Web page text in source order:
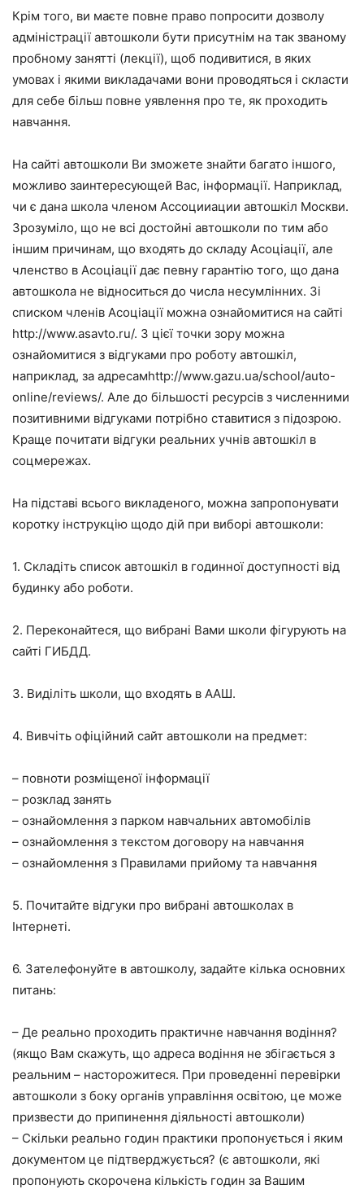
Крім того, ви маєте повне право попросити дозволу
адміністрації автошколи бути присутнім на так званому
пробному занятті (лекції), щоб подивитися, в яких
умовах і якими викладачами вони проводяться і скласти
для себе більш повне уявлення про те, як проходить
навчання.
На сайті автошколи Ви зможете знайти багато іншого,
можливо заинтересующей Вас, інформації. Наприклад,
чи є дана школа членом Ассоцииации автошкіл Москви.
Зрозуміло, що не всі достойні автошколи по тим або
іншим причинам, що входять до складу Асоціації, але
членство в Асоціації дає певну гарантію того, що дана
автошкола не відноситься до числа несумлінних. Зі
списком членів Асоціації можна ознайомитися на сайті
http://www.asavto.ru/. З цієї точки зору можна
ознайомитися з відгуками про роботу автошкіл,
наприклад, за адресамhttp://www.gazu.ua/school/auto-
online/reviews/. Але до більшості ресурсів з численними
позитивними відгуками потрібно ставитися з підозрою.
Краще почитати відгуки реальних учнів автошкіл в
соцмережах.
На підставі всього викладеного, можна запропонувати
коротку інструкцію щодо дій при виборі автошколи:
1. Складіть список автошкіл в годинної доступності від
будинку або роботи.
2. Переконайтеся, що вибрані Вами школи фігурують на
сайті ГИБДД.
3. Виділіть школи, що входять в ААШ.
4. Вивчіть офіційний сайт автошколи на предмет:
– повноти розміщеної інформації
– розклад занять
– ознайомлення з парком навчальних автомобілів
– ознайомлення з текстом договору на навчання
– ознайомлення з Правилами прийому та навчання
5. Почитайте відгуки про вибрані автошколах в
Інтернеті.
6. Зателефонуйте в автошколу, задайте кілька основних
питань:
– Де реально проходить практичне навчання водіння?
(якщо Вам скажуть, що адреса водіння не збігається з
реальним – насторожитеся. При проведенні перевірки
автошколи з боку органів управління освітою, це може
призвести до припинення діяльності автошколи)
– Скільки реально годин практики пропонується і яким
документом це підтверджується? (є автошколи, які
пропонують скорочена кількість годин за Вашим